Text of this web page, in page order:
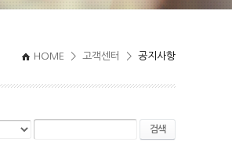
HOME > 고객센터 > 공지사항
검색